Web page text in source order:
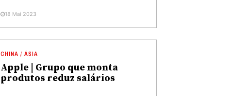
18 Mai 2023
CHINA / ÁSIA
Apple | Grupo que monta
produtos reduz salários